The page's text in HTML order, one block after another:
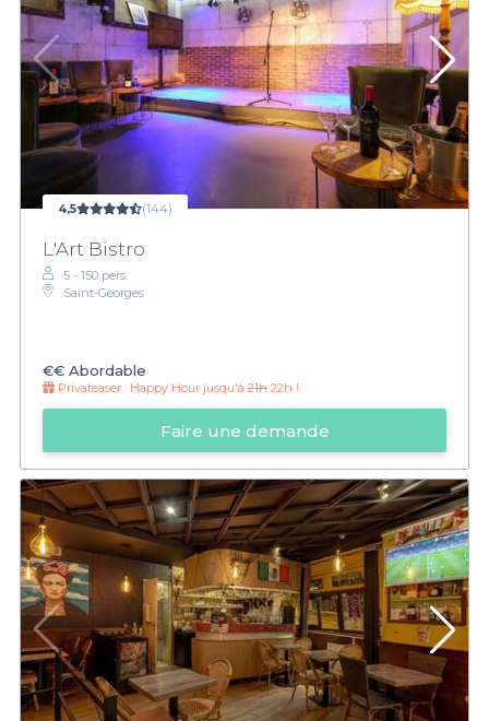
4,5 (144)
L'Art Bistro
5 - 150 pers.
Saint-Georges
€€ Abordable
Privateaser : Happy Hour jusqu'à 21h 22h !
Faire une demande